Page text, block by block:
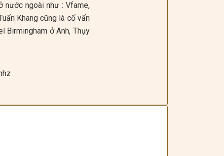
nước ngoài như : Vfame,
Khang cũng là cố vấn
Birmingham ở Anh, Thụy